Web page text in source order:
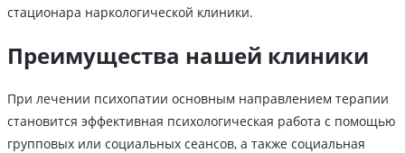
стационара наркологической клиники.
Преимущества нашей клиники
При лечении психопатии основным направлением терапии
становится эффективная психологическая работа с помощью
групповых или социальных сеансов, а также социальная